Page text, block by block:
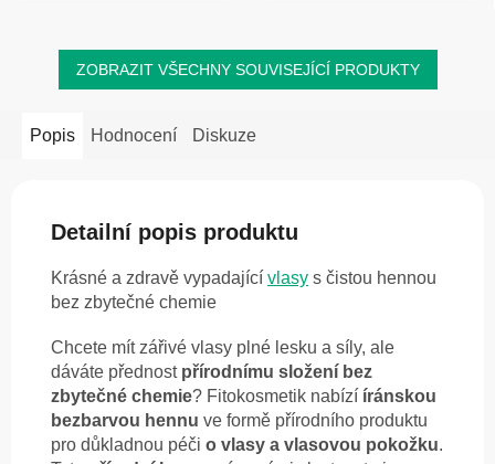
ZOBRAZIT VŠECHNY SOUVISEJÍCÍ PRODUKTY
Popis Hodnocení Diskuze
Detailní popis produktu
Krásné a zdravě vypadající vlasy s čistou hennou
bez zbytečné chemie
Chcete mít zářivé vlasy plné lesku a síly, ale
dáváte přednost přírodnímu složení bez
zbytečné chemie? Fitokosmetik nabízí íránskou
bezbarvou hennu ve formě přírodního produktu
pro důkladnou péči o vlasy a vlasovou pokožku.